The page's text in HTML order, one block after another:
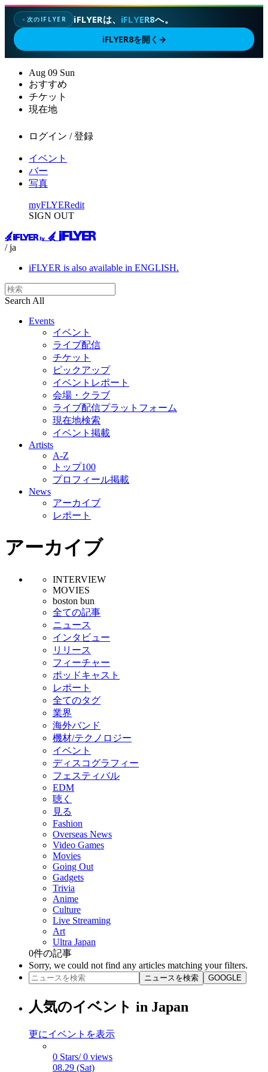
✦次のIFLYER iFLYERは、 iFLYER8へ。
iFLYER8を開く →
Aug 09 Sun
おすすめ
チケット
現在地
ログイン / 登録
イベント
バー
写真
myFLYERedit
SIGN OUT
/ ja
iFLYER is also available in ENGLISH.
Search All
Events
イベント
ライブ配信
チケット
ピックアップ
イベントレポート
会場・クラブ
ライブ配信プラットフォーム
現在地検索
イベント掲載
Artists
A-Z
トップ100
プロフィール掲載
News
アーカイブ
レポート
アーカイブ
INTERVIEW
MOVIES
boston bun
全ての記事
ニュース
インタビュー
リリース
フィーチャー
ポッドキャスト
レポート
全てのタグ
業界
海外バンド
機材/テクノロジー
イベント
ディスコグラフィー
フェスティバル
EDM
聴く
見る
Fashion
Overseas News
Video Games
Movies
Going Out
Gadgets
Trivia
Anime
Culture
Live Streaming
Art
Ultra Japan
0件の記事
Sorry, we could not find any articles matching your filters.
ニュースを検索 GOOGLE
人気のイベント in Japan
更にイベントを表示
0 Stars/ 0 views
08.29 (Sat)